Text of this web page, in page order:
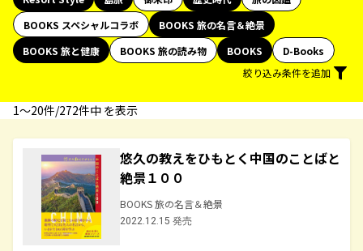
BOOKS スペシャルコラボ
BOOKS 旅の名言＆絶景
BOOKS 旅と健康
BOOKS 旅の読み物 BOOKS
D-Books
絞り込み条件を追加
1〜20件/272件中 を表示
悠久の教えをひもとく中国のことばと
絶景１００
BOOKS 旅の名言＆絶景
2022.12.15 発売